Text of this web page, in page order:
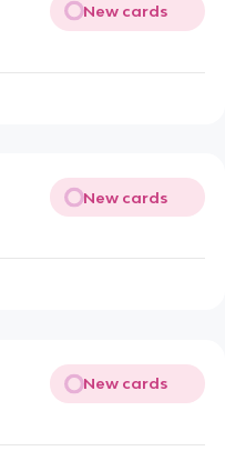
New cards
New cards
New cards